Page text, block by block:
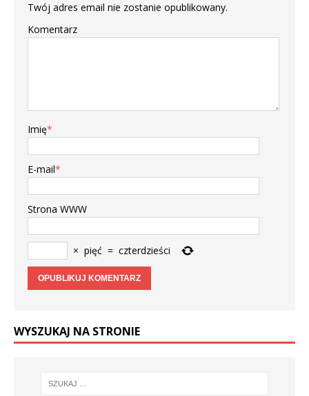
Twój adres email nie zostanie opublikowany.
Komentarz
Imię*
E-mail*
Strona WWW
× pięć = czterdzieści
WYSZUKAJ NA STRONIE